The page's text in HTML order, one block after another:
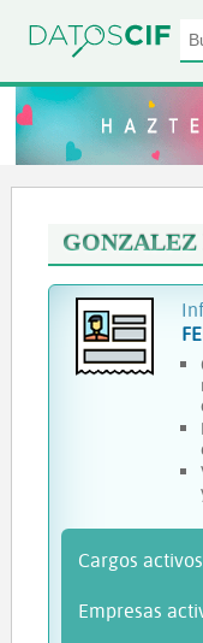
GONZALEZ
Cargos
Empresas